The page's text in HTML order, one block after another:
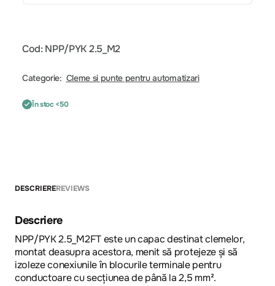
Cod: NPP/PYK 2.5_M2
Categorie: Cleme si punte pentru automatizari
În stoc <50
DESCRIEREREVIEWS
Descriere
NPP/PYK 2.5_M2FT este un capac destinat clemelor,
montat deasupra acestora, menit să protejeze și să
izoleze conexiunile în blocurile terminale pentru
conductoare cu secțiunea de până la 2,5 mm².